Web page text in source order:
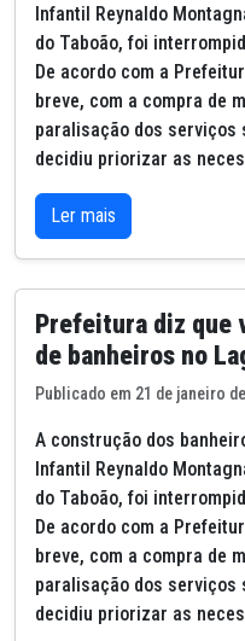
Infantil Reynaldo
do Taboão, foi
De acordo com a
breve, com a compra de
paralisação dos serviços
decidiu priorizar as
Ler mais
Prefeitura diz que
de banheiros no
Publicado em 21 de janeiro
A construção dos
Infantil Reynaldo
do Taboão, foi
De acordo com a
breve, com a compra de
paralisação dos serviços
decidiu priorizar as